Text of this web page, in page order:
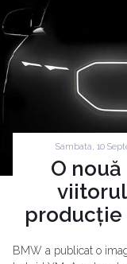
Sambata, 10
O
viitorul
producție
BMW a publicat o